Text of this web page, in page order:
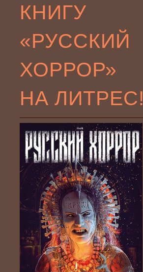
КНИГУ
«РУССКИЙ
ХОРРОР»
НА ЛИТРЕС!